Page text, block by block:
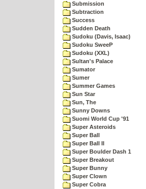
Submission
Subtraction
Success
Sudden Death
Sudoku (Davis, Isaac)
Sudoku SweeP
Sudoku (XXL)
Sultan's Palace
Sumator
Sumer
Summer Games
Sun Star
Sun, The
Sunny Downs
Suomi World Cup '91
Super Asteroids
Super Ball
Super Ball II
Super Boulder Dash 1
Super Breakout
Super Bunny
Super Clown
Super Cobra